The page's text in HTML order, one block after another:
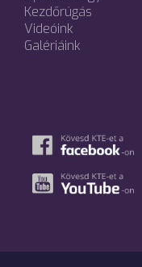
Kezdőrúgás
Videóink
Galériáink